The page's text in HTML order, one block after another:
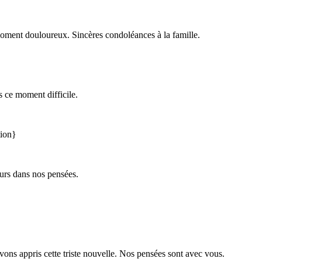
douloureux. Sincères condoléances à la famille.
ce moment difficile.
dans nos pensées.
appris cette triste nouvelle. Nos pensées sont avec vous.